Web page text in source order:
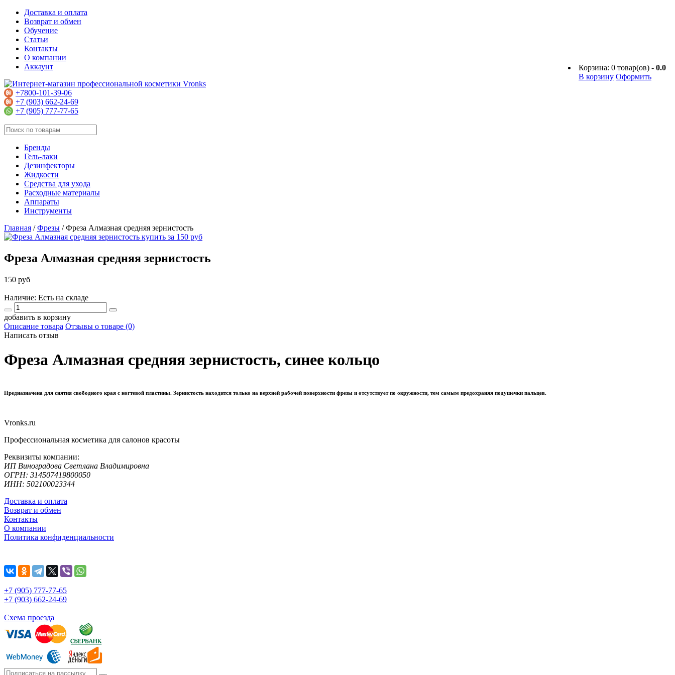
Доставка и оплата
Возврат и обмен
Обучение
Статьи
Контакты
О компании
Корзина: 0 товар(ов) - 0.0
В корзину Оформить
Аккаунт
+7800-101-39-06
+7 (903) 662-24-69
+7 (905) 777-77-65
Бренды
Гель-лаки
Дезинфекторы
Жидкости
Средства для ухода
Расходные материалы
Аппараты
Инструменты
Главная /Фрезы /Фреза Алмазная средняя зернистость
Фреза Алмазная средняя зернистость
150 руб
Наличие: Есть на складе
добавить в корзину
Описание товара Отзывы о товаре (0)
Написать отзыв
Фреза Алмазная средняя зернистость, синее кольцо
Предназначена для снятия свободного края с ногтевой пластины. Зернистость находится только на верхней рабочей поверхности фрезы и отсутствуетпо окружности, тем самым предохраняя подушечки пальцев.
Vronks.ru
Профессиональная косметика для салонов красоты
Реквизиты компании:
ИП Виноградова Светлана Владимировна
ОГРН: 314507419800050
ИНН: 502100023344
Доставка и оплата
Возврат и обмен
Контакты
О компании
Политика конфиденциальности
+7 (905) 777-77-65
+7 (903) 662-24-69
Схема проезда